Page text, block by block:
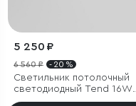
5 250 ₽
6 560 ₽ - 20 %
Светильник потолочный
светодиодный Tend 16W
4000K белый